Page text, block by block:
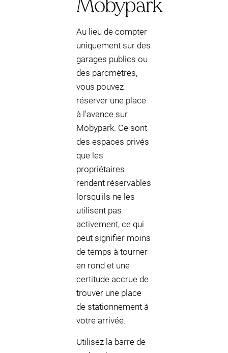
Au lieu de compter
uniquement sur des
garages publics ou
des parcmètres,
vous pouvez
réserver une place
à l'avance sur
Mobypark. Ce sont
des espaces privés
que les
propriétaires
rendent réservables
lorsqu'ils ne les
utilisent pas
activement, ce qui
peut signifier moins
de temps à tourner
en rond et une
certitude accrue de
trouver une place
de stationnement à
votre arrivée.
Utilisez la barre de